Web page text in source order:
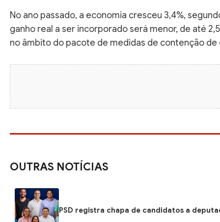
No ano passado, a economia cresceu 3,4%,
ganho real a ser incorporado será menor, de até
no âmbito do pacote de medidas de contenção
OUTRAS NOTÍCIAS
PSD registra chapa de candidatos a